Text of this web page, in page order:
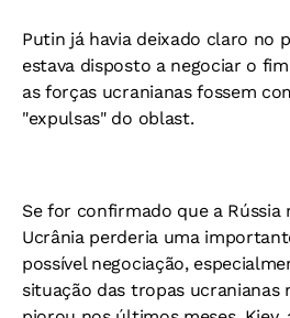
Putin já havia deixado claro no
estava disposto a negociar o
as forças ucranianas fossem
"expulsas" do oblast.
Se for confirmado que a
Ucrânia perderia uma
possível negociação,
situação das tropas ucranianas